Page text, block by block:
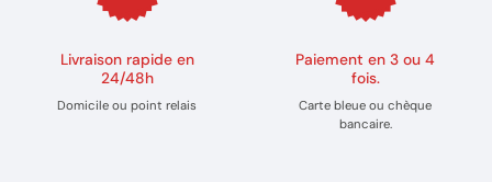
Livraison rapide en
24/48h
Domicile ou point relais
Paiement en 3 ou 4
fois.
Carte bleue ou chèque
bancaire.